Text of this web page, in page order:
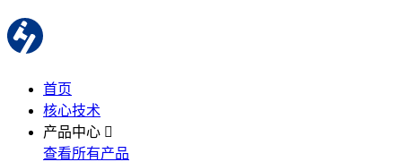
首页
核心技术
产品中心
查看所有产品